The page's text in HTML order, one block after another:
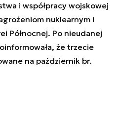
i współpracy wojskowej
nuklearnym i
Północnej. Po nieudanej
że trzecie
na październik br.